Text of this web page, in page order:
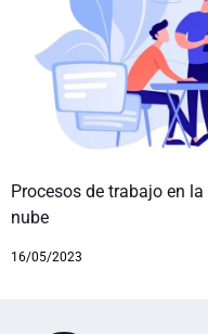
Procesos de trabajo en
nube
16/05/2023